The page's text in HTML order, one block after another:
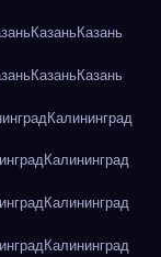
КазаньКазань
КазаньКазань
Калининград
Калининград
Калининград
Калининград